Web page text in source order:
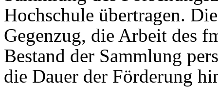
Hochschule übertragen.
Gegenzug, die Arbeit des
Bestand der Sammlung
die Dauer der Förderung